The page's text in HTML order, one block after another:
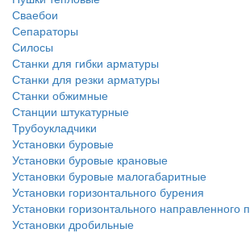
Сваебои
Сепараторы
Силосы
Станки для гибки арматуры
Станки для резки арматуры
Станки обжимные
Станции штукатурные
Трубоукладчики
Установки буровые
Установки буровые крановые
Установки буровые малогабаритные
Установки горизонтального бурения
Установки горизонтального направленного
Установки дробильные